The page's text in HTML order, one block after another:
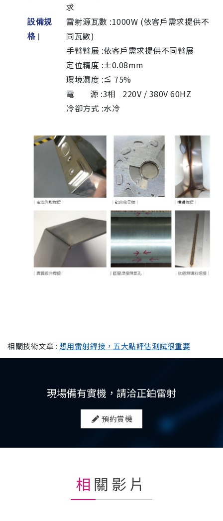
求
設備規
格 |
雷射源瓦數 :1000W (依客戶需求提供不
同瓦數)
手臂臂展 :依客戶需求提供不同臂展
定位精度 :±0.08mm
環境濕度 :≦ 75%
電 源 :3相 220V / 380V 60HZ
冷卻方式 :水冷
相關技術文章 : 想用雷射銲接，五大點評估測試很重要
現場備有實機，請洽正鉑雷射
預約賞機
相關影片